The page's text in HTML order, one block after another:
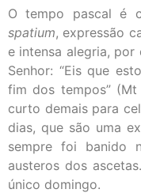
O tempo pascal é
spatium, expressão
e intensa alegria, por
Senhor: “Eis que
fim dos tempos”
curto demais para
dias, que são uma
sempre foi banido
austeros dos
único domingo.